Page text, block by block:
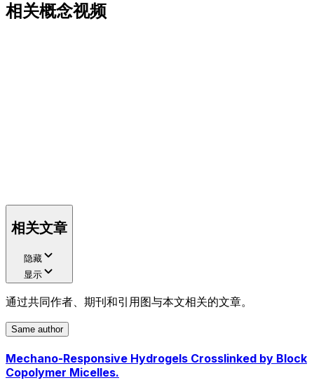
相关概念视频
相关文章
隐藏
显示
通过共同作者、期刊和引用图与本文相关的文章。
Same author
Mechano-Responsive Hydrogels Crosslinked by Block
Copolymer Micelles.